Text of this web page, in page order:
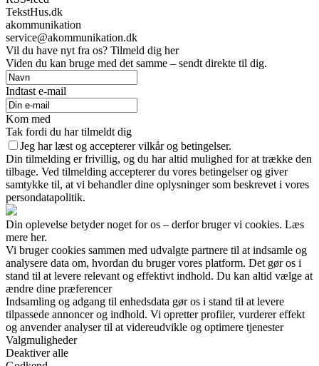
TekstHus.dk
akommunikation
service@akommunikation.dk
Vil du have nyt fra os? Tilmeld dig her
Viden du kan bruge med det samme – sendt direkte til dig.
Indtast e-mail
Kom med
Tak fordi du har tilmeldt dig
Jeg har læst og accepterer vilkår og betingelser.
Din tilmelding er frivillig, og du har altid mulighed for at trække den
tilbage. Ved tilmelding accepterer du vores betingelser og giver
samtykke til, at vi behandler dine oplysninger som beskrevet i vores
persondatapolitik.
Din oplevelse betyder noget for os – derfor bruger vi cookies. Læs
mere her.
Vi bruger cookies sammen med udvalgte partnere til at indsamle og
analysere data om, hvordan du bruger vores platform. Det gør os i
stand til at levere relevant og effektivt indhold. Du kan altid vælge at
ændre dine præferencer
Indsamling og adgang til enhedsdata gør os i stand til at levere
tilpassede annoncer og indhold. Vi opretter profiler, vurderer effekt
og anvender analyser til at videreudvikle og optimere tjenester
Valgmuligheder
Deaktiver alle